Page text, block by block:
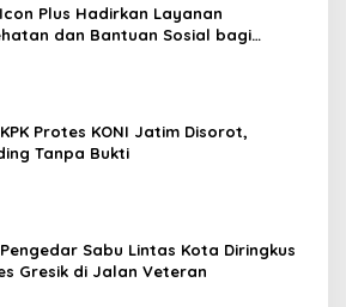
Icon Plus Hadirkan Layanan
dan Bantuan Sosial bagi
KPK Protes KONI Jatim Disorot,
Tanpa Bukti
Sabu Lintas Kota Diringkus
Gresik di Jalan Veteran